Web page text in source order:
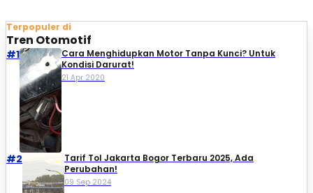
Terpopuler di
Tren Otomotif
#1
Cara Menghidupkan Motor Tanpa Kunci? Untuk
Kondisi Darurat!
21 Apr 2020
#2
Tarif Tol Jakarta Bogor Terbaru 2025, Ada
Perubahan!
09 Sep 2024